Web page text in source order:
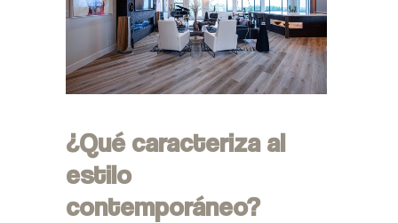
¿Qué caracteriza al
estilo
contemporáneo?